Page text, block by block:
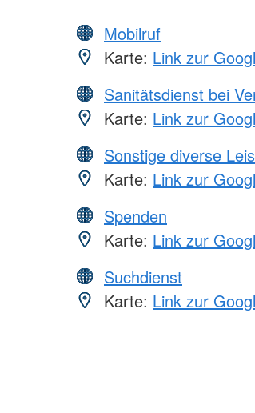
Mobilruf
Karte: Link zur
Sanitätsdienst bei
Karte: Link zur
Sonstige diverse
Karte: Link zur
Spenden
Karte: Link zur
Suchdienst
Karte: Link zur